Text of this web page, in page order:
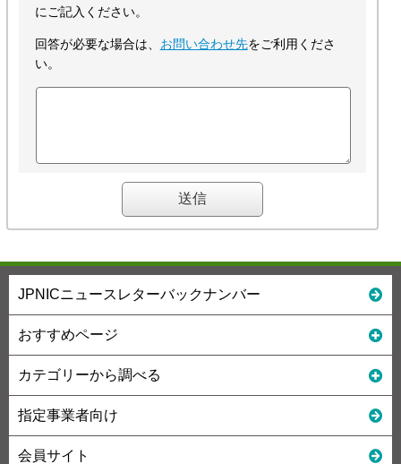
にご記入ください。
回答が必要な場合は、 お問い合わせ先をご利用くださ
い。
JPNICニュースレターバックナンバー
おすすめページ
カテゴリーから調べる
指定事業者向け
会員サイト